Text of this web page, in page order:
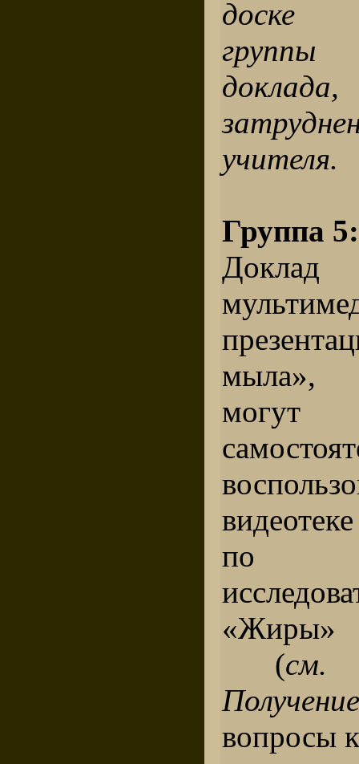
доске
группы
доклада,
учителя.
Группа
Доклад
мыла»,
по
«Жиры»
(см.
вопросы